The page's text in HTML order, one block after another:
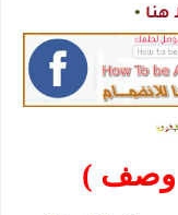
•
وصف )